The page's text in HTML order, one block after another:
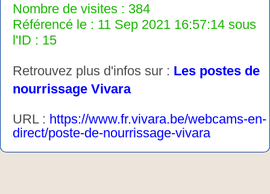
Nombre de visites : 384
Référencé le : 11 Sep 2021 16:57:14 sous
l'ID : 15
Retrouvez plus d'infos sur : Les postes de
nourrissage Vivara
URL : https://www.fr.vivara.be/webcams-en-
direct/poste-de-nourrissage-vivara